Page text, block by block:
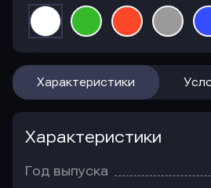
Характеристики
Характеристики
Год выпуска